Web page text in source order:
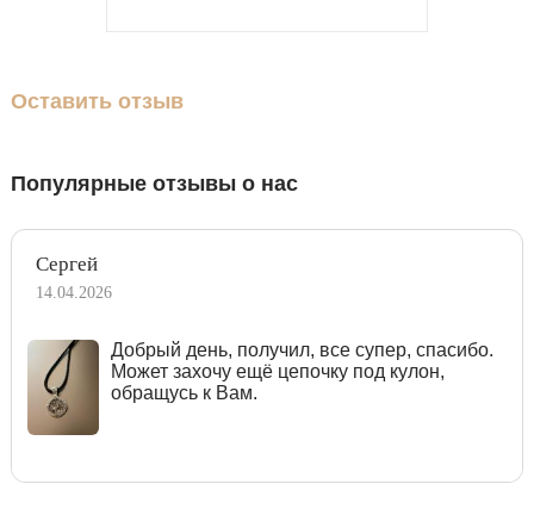
Оставить отзыв
Популярные отзывы о нас
Сергей
14.04.2026
Добрый день, получил, все супер, спасибо.
Может захочу ещё цепочку под кулон,
обращусь к Вам.